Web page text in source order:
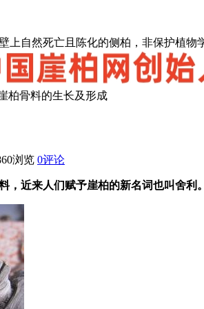
上自然死亡且陈化的侧柏，非保护植物
柏骨料的生长及形成
浏览 0评论
，近来人们赋予崖柏的新名词也叫舍利。